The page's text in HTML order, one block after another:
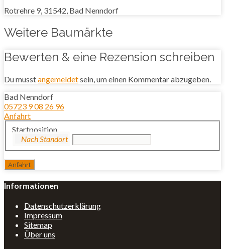
Rotrehre 9, 31542, Bad Nenndorf
Weitere Baumärkte
Bewerten & eine Rezension schreiben
Du musstangemeldetsein, um einen Kommentar abzugeben.
Bad Nenndorf
05723 9 08 26 96
Anfahrt
Startposition
Informationen
Datenschutzerklärung
Impressum
Sitemap
Über uns